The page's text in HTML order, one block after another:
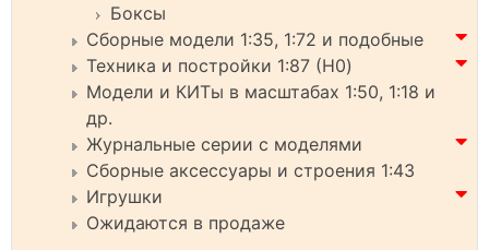
Боксы
Сборные модели 1:35, 1:72 и подобные
Техника и постройки 1:87 (H0)
Модели и КИТы в масштабах 1:50, 1:18 и
др.
Журнальные серии с моделями
Сборные аксессуары и строения 1:43
Игрушки
Ожидаются в продаже